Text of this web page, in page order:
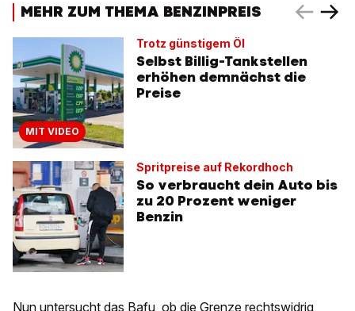
MEHR ZUM THEMA BENZINPREIS
MIT VIDEO
Trotz günstigem Öl
Selbst Billig-Tankstellen
erhöhen demnächst die
Preise
Spritpreise auf Rekordhoch
So verbraucht dein Auto bis
zu 20 Prozent weniger
Benzin
Nun untersucht das Bafu, ob die Grenze rechtswidrig